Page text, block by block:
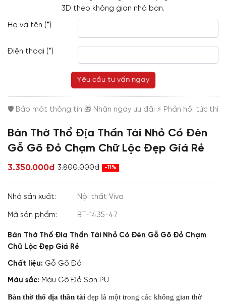
3D theo không gian nhà bạn.
Họ và tên (*)
Điện thoại (*)
Yêu cầu tư vấn ngay
Bàn Thờ Thổ Địa Thần Tài Nhỏ Có Đèn
Gỗ Gõ Đỏ Chạm Chữ Lộc Đẹp Giá Rẻ
3.350.000đ 3.800.000đ -11%
Nhà sản xuất: Nội thất Viva
Mã sản phẩm: BT-1435-47
Bàn Thờ Thổ Đìa Thần Tài Nhỏ Có Đèn Gỗ Gõ Đỏ Chạm
Chữ Lộc Đẹp Giá Rẻ
Chất liệu: Gỗ Gõ Đỏ
Màu sắc: Màu Gõ Đỏ Sơn PU
Bàn thờ thổ địa thần tài đẹp là một trong các không gian thờ